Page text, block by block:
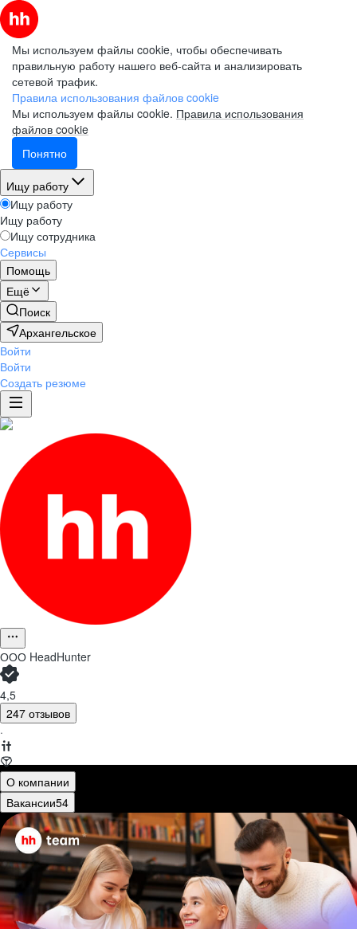
Мы используем файлы cookie, чтобы обеспечивать
правильную работу нашего веб-сайта и анализировать
сетевой трафик.
Правила использования файлов cookie
Мы используем файлы cookie. Правила использования
файлов cookie
Понятно
Ищу работу
Ищу работу
Ищу работу
Ищу сотрудника
Сервисы
Помощь
Ещё
Поиск
Архангельское
Войти
Войти
Создать резюме
ООО HeadHunter
4,5
247 отзывов
·
О компании
Вакансии54